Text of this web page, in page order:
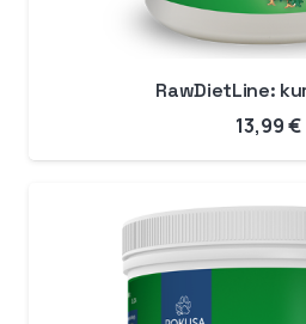
RawDietLine:
13,99€